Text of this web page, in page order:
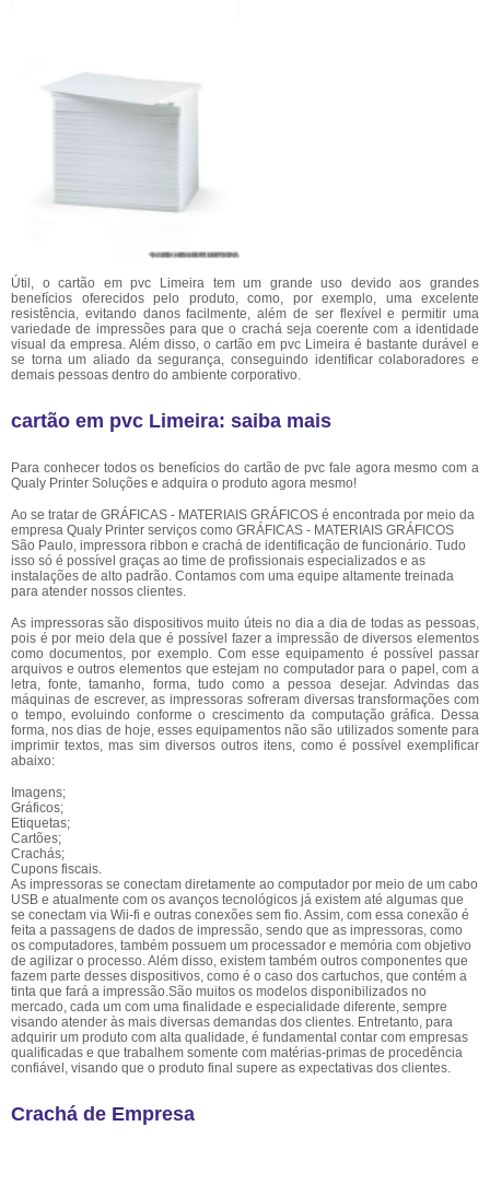
Útil, o cartão em pvc Limeira tem um grande uso devido aos grandes
benefícios oferecidos pelo produto, como, por exemplo, uma excelente
resistência, evitando danos facilmente, além de ser flexível e permitir uma
variedade de impressões para que o crachá seja coerente com a identidade
visual da empresa. Além disso, o cartão em pvc Limeira é bastante durável e
se torna um aliado da segurança, conseguindo identificar colaboradores e
demais pessoas dentro do ambiente corporativo.
cartão em pvc Limeira: saiba mais
Para conhecer todos os benefícios do cartão de pvc fale agora mesmo com a
Qualy Printer Soluções e adquira o produto agora mesmo!
Ao se tratar de GRÁFICAS - MATERIAIS GRÁFICOS é encontrada por meio da
empresa Qualy Printer serviços como GRÁFICAS - MATERIAIS GRÁFICOS
São Paulo, impressora ribbon e crachá de identificação de funcionário. Tudo
isso só é possível graças ao time de profissionais especializados e as
instalações de alto padrão. Contamos com uma equipe altamente treinada
para atender nossos clientes.
As impressoras são dispositivos muito úteis no dia a dia de todas as pessoas,
pois é por meio dela que é possível fazer a impressão de diversos elementos
como documentos, por exemplo. Com esse equipamento é possível passar
arquivos e outros elementos que estejam no computador para o papel, com a
letra, fonte, tamanho, forma, tudo como a pessoa desejar. Advindas das
máquinas de escrever, as impressoras sofreram diversas transformações com
o tempo, evoluindo conforme o crescimento da computação gráfica. Dessa
forma, nos dias de hoje, esses equipamentos não são utilizados somente para
imprimir textos, mas sim diversos outros itens, como é possível exemplificar
abaixo:
Imagens;
Gráficos;
Etiquetas;
Cartões;
Crachás;
Cupons fiscais.
As impressoras se conectam diretamente ao computador por meio de um cabo
USB e atualmente com os avanços tecnológicos já existem até algumas que
se conectam via Wii-fi e outras conexões sem fio. Assim, com essa conexão é
feita a passagens de dados de impressão, sendo que as impressoras, como
os computadores, também possuem um processador e memória com objetivo
de agilizar o processo. Além disso, existem também outros componentes que
fazem parte desses dispositivos, como é o caso dos cartuchos, que contém a
tinta que fará a impressão.São muitos os modelos disponibilizados no
mercado, cada um com uma finalidade e especialidade diferente, sempre
visando atender às mais diversas demandas dos clientes. Entretanto, para
adquirir um produto com alta qualidade, é fundamental contar com empresas
qualificadas e que trabalhem somente com matérias-primas de procedência
confiável, visando que o produto final supere as expectativas dos clientes.
Crachá de Empresa